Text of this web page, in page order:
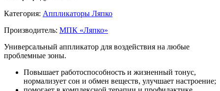
Категория: Аппликаторы Ляпко
Производитель: МПК «Ляпко»
Универсальный аппликатор для воздействия на любые
проблемные зоны.
Повышает работоспособность и жизненный тонус,
нормализует сон и обмен веществ, улучшает настроение;